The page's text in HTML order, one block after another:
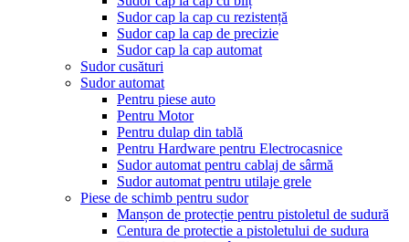
Sudor cap la cap cu rezistență
Sudor cap la cap de precizie
Sudor cap la cap automat
Sudor cusături
Sudor automat
Pentru piese auto
Pentru Motor
Pentru dulap din tablă
Pentru Hardware pentru Electrocasnice
Sudor automat pentru cablaj de sârmă
Sudor automat pentru utilaje grele
Piese de schimb pentru sudor
Manșon de protecție pentru pistoletul de sudură
Centura de protectie a pistoletului de sudura